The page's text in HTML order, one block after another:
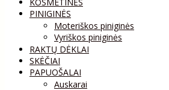
PINIGINĖS
Moteriškos piniginės
Vyriškos piniginės
RAKTŲ DĖKLAI
SKĖČIAI
PAPUOŠALAI
Auskarai